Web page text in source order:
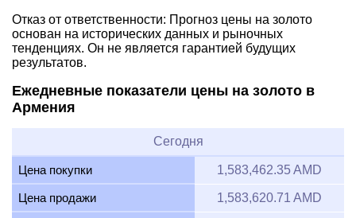
Отказ от ответственности: Прогноз цены на золото
основан на исторических данных и рыночных
тенденциях. Он не является гарантией будущих
результатов.
Ежедневные показатели цены на золото в
Армения
Сегодня
Цена покупки 1,583,462.35 AMD
Цена продажи 1,583,620.71 AMD